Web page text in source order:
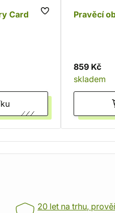
Card
Pravěcí
859 Kč
skladem
20 let na trhu,